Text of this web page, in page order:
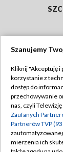
Abonament
Emisja w
Centrum
Naziemna
Szanujemy
Kliknij "Akceptuję i
korzystanie z
dostęp do
przechowywanie
nas, czyli
Zaufanych
Partnerów TVP
mierzenia ich